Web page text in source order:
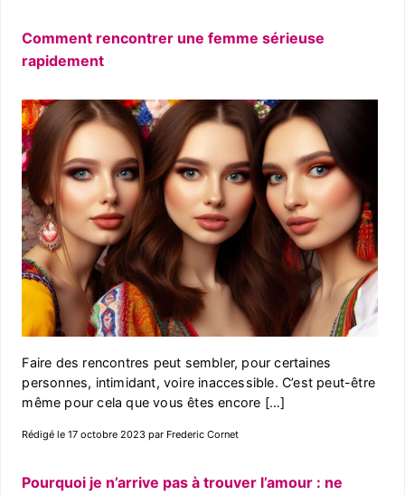
Comment rencontrer une femme sérieuse
rapidement
Faire des rencontres peut sembler, pour certaines
personnes, intimidant, voire inaccessible. C’est peut-être
même pour cela que vous êtes encore […]
Rédigé le 17 octobre 2023 par Frederic Cornet
Pourquoi je n’arrive pas à trouver l’amour : ne